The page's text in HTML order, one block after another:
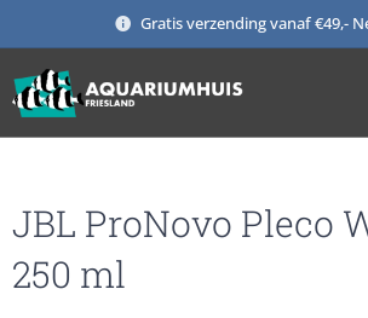
Gratis verzending vanaf €49,-
JBL ProNovo Pleco
250 ml